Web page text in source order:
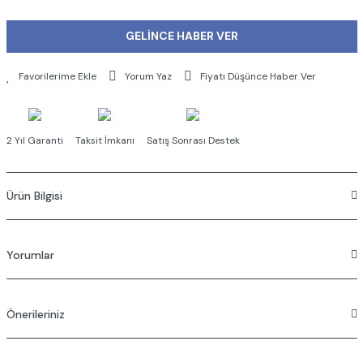
GELİNCE HABER VER
Yorum Yaz Fiyatı Düşünce Haber Ver
2 Yıl Garanti Taksit İmkanı Satış Sonrası Destek
Ürün Bilgisi
Yorumlar
Önerileriniz